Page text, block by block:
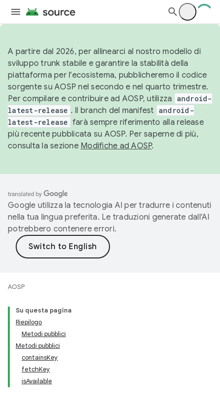
A partire dal 2026, per allinearci al nostro modello di
sviluppo trunk stabile e garantire la stabilità della
piattaforma per l'ecosistema, pubblicheremo il codice
sorgente su AOSP nel secondo e nel quarto trimestre.
Per compilare e contribuire ad AOSP, utilizza
android-
latest-release . Il branch del manifest android-
latest-release farà sempre riferimento alla release
più recente pubblicata su AOSP. Per saperne di più,
consulta la sezione Modifiche ad AOSP.
Google utilizza la tecnologia AI per tradurre i contenuti
nella tua lingua preferita. Le traduzioni generate dall'AI
potrebbero contenere errori.
AOSP
Su questa pagina
Riepilogo
Metodi pubblici
Metodi pubblici
containsKey
fetchKey
isAvailable